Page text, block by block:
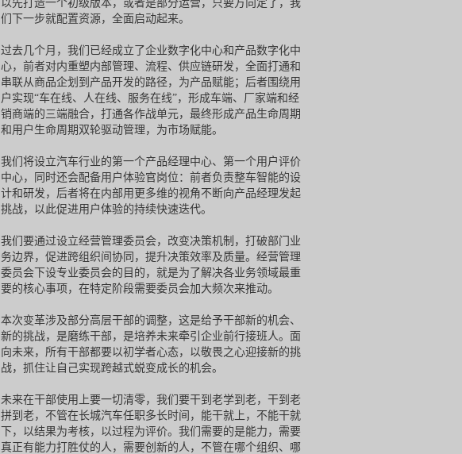
以先打造一个初级版本，或者是部分运营，只要方向定了，我
们下一步就配置资源，全面启动起来。
过去几个月，我们已经成立了企业数字化中心和产品数字化中
心，前者对内重塑内部管理、流程、供应链研发，全面打通和
串联从商品企划到产品开发的路径，为产品赋能；后者围绕用
户实现“车在线、人在线、服务在线”，形成车端、厂家端和经
销商端的三端融合，打通各作战单元，最终形成产品生命周期
和用户生命周期双轮驱动管理，为市场赋能。
我们将设立汽车行业的第一个产品经理中心、第一个用户评价
中心，同时还会配备用户体验官岗位：前者负责整车智能的设
计和研发，后者将在内部用更多维的视角不断向产品经理发起
挑战，以此促进用户体验的持续快速迭代。
我们要通过设立经营管理委员会，改变决策机制，打破部门业
务边界，促进跨组织间协同，提升决策效率及质量。经营管理
委员会下设专业委员会的目的，就是为了解决各业务领域最重
要的核心事项，在特定阶段需要委员会加大频次来推动。
本次变革涉及部分高层干部的调整，这是给予干部新的机会、
新的挑战，是磨练干部，是培养未来牵引企业前行接班人。面
向未来，所有干部都要以初学者心态，以敬畏之心迎接新的挑
战，抓住让自己实现跨越式蜕变成长的机会。
未来在干部使用上要一切清零，我们要干到老学到老，干到老
拼到老，不管在长城汽车任职多长时间，能干就上，不能干就
下，以结果为考核，以过程为评价。我们需要的是能力，需要
真正有能力打胜仗的人，需要创新的人，不管在哪个组织、哪